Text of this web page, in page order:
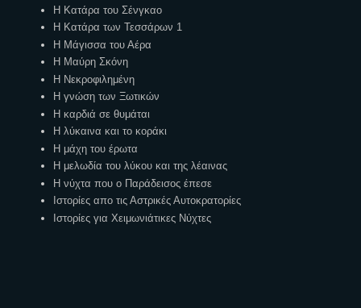
Η Κατάρα του Σένγκαο
Η Κατάρα των Τεσσάρων 1
Η Μάγισσα του Αέρα
Η Μαύρη Σκόνη
Η Νεκροφιλημένη
Η γνώση των Ξωτικών
Η καρδιά σε θυμάται
Η λύκαινα και το κοράκι
Η μάχη του έρωτα
Η μελωδία του λύκου και της λέαινας
Η νύχτα που ο Παράδεισος έπεσε
Ιστορίες απο τις Αστρικές Αυτοκρατορίες
Ιστορίες για Χειμωνιάτικες Νύχτες